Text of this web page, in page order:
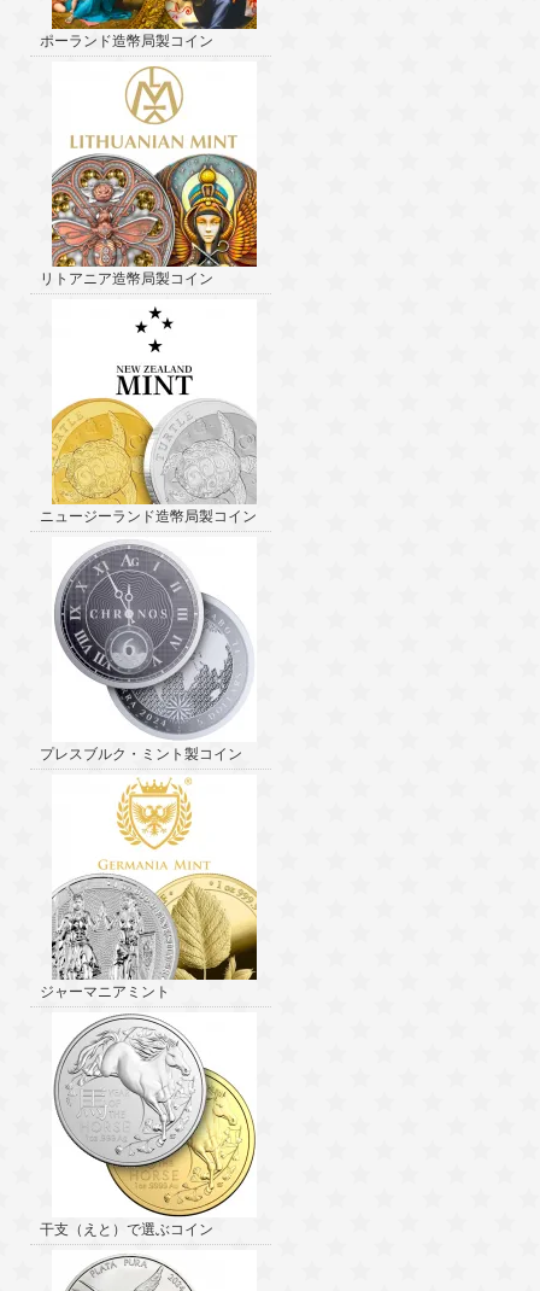
ポーランド造幣局製コイン
リトアニア造幣局製コイン
ニュージーランド造幣局製コイン
プレスブルク・ミント製コイン
ジャーマニアミント
干支（えと）で選ぶコイン